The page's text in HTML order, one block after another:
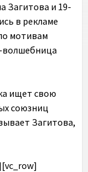
Загитова и 19-
в рекламе
мотивам
волшебница
ищет свою
союзниц
Загитова,